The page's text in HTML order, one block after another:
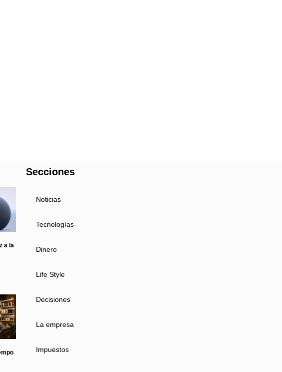
a la
Secciones
Noticias
Tecnologías
Dinero
Life Style
Decisiones
La empresa
Impuestos